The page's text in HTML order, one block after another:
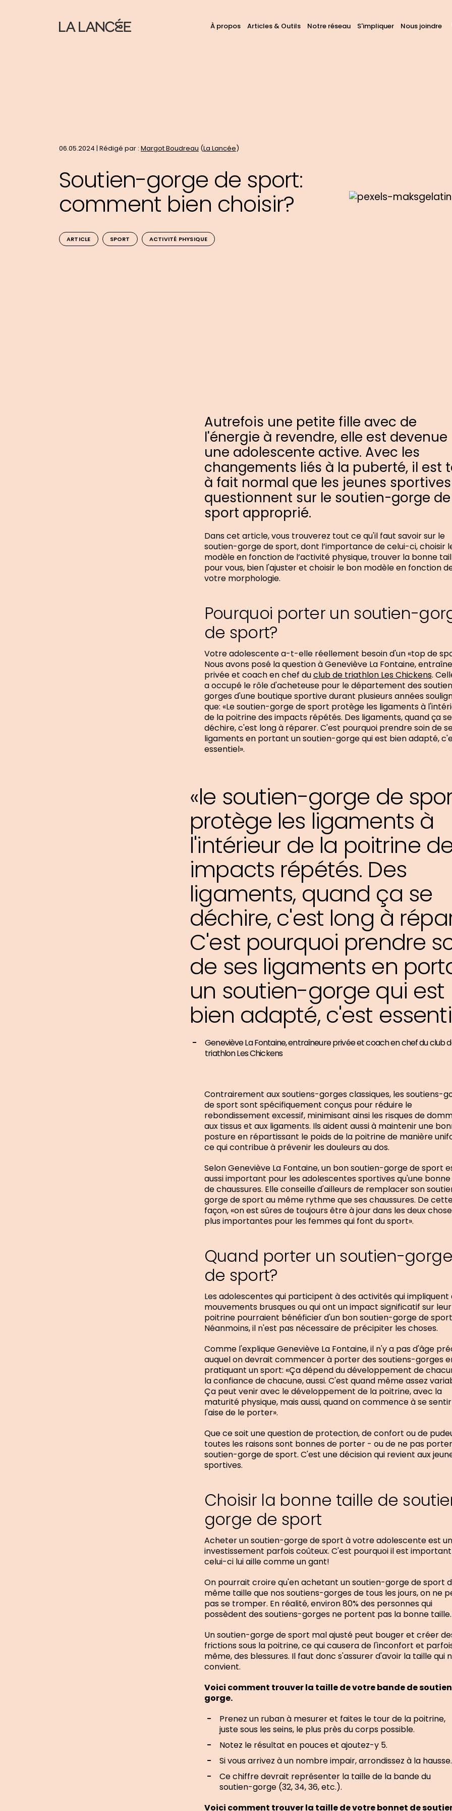
Navigation
À propos Articles & Outils Notre réseau S'impliquer Nous joindre
Chercher
06.05.2024 | Rédigé par : Margot Boudreau (La Lancée)
Soutien-gorge de sport:
comment bien choisir?
ARTICLE SPORT ACTIVITÉ PHYSIQUE
Autrefois une petite fille avec de
l'énergie à revendre, elle est devenue
une adolescente active. Avec les
changements liés à la puberté, il est
à fait normal que les jeunes
questionnent sur le soutien-gorge de
sport approprié.
Dans cet article, vous trouverez tout ce qu'il faut savoir sur le
soutien-gorge de sport, dont l’importance de celui-ci, choisir
modèle en fonction de l’activité physique, trouver la bonne
pour vous, bien l'ajuster et choisir le bon modèle en fonction
votre morphologie.
Pourquoi porter un soutien-
de sport?
Votre adolescente a-t-elle réellement besoin d'un «top de
Nous avons posé la question à Geneviève La Fontaine,
privée et coach en chef duclub de triathlon Les Chickens.
a occupé le rôle d'acheteuse pour le département des
gorges d'une boutique sportive durant plusieurs années
que: «Le soutien-gorge de sport protège les ligaments à
de la poitrine des impacts répétés. Des ligaments, quand ça se
déchire, c'est long à réparer. C'est pourquoi prendre soin de
ligaments en portant un soutien-gorge qui est bien adapté,
essentiel».
«le soutien-gorge de
protège les ligaments à
l'intérieur de la poitrine
impacts répétés. Des
ligaments, quand ça se
déchire, c'est long à
C'est pourquoi prendre
de ses ligaments en
un soutien-gorge qui est
bien adapté, c'est
Geneviève La Fontaine, entraîneure privée et coach en chef du club
triathlon Les Chickens
Contrairement aux soutiens-gorges classiques, les soutiens-
de sport sont spécifiquement conçus pour réduire le
rebondissement excessif, minimisant ainsi les risques de
aux tissus et aux ligaments. Ils aident aussi à maintenir une
posture en répartissant le poids de la poitrine de manière
ce qui contribue à prévenir les douleurs au dos.
Selon Geneviève La Fontaine, un bon soutien-gorge de sport
aussi important pour les adolescentes sportives qu'une
de chaussures. Elle conseille d'ailleurs de remplacer son
gorge de sport au même rythme que ses chaussures. De
façon, «on est sûres de toujours être à jour dans les deux
plus importantes pour les femmes qui font du sport».
Quand porter un soutien-gorge
de sport?
Les adolescentes qui participent à des activités qui impliquent
mouvements brusques ou qui ont un impact significatif sur leur
poitrine pourraient bénéficier d'un bon soutien-gorge de
Néanmoins, il n'est pas nécessaire de précipiter les choses.
Comme l'explique Geneviève La Fontaine, il n'y a pas d'âge
auquel on devrait commencer à porter des soutiens-gorges
pratiquant un sport: «Ça dépend du développement de
la confiance de chacune, aussi. C'est quand même assez
Ça peut venir avec le développement de la poitrine, avec la
maturité physique, mais aussi, quand on commence à se
l'aise de le porter».
Que ce soit une question de protection, de confort ou de
toutes les raisons sont bonnes de porter - ou de ne pas
soutien-gorge de sport. C'est une décision qui revient aux
sportives.
Choisir la bonne taille de
gorge de sport
Acheter un soutien-gorge de sport à votre adolescente est un
investissement parfois coûteux. C'est pourquoi il est
celui-ci lui aille comme un gant!
On pourrait croire qu'en achetant un soutien-gorge de sport
même taille que nos soutiens-gorges de tous les jours, on ne
pas se tromper. En réalité, environ 80% des personnes qui
possèdent des soutiens-gorges ne portent pas la bonne taille.
Un soutien-gorge de sport mal ajusté peut bouger et créer
frictions sous la poitrine, ce qui causera de l'inconfort et
même, des blessures. Il faut donc s'assurer d'avoir la taille qui
convient.
Voici comment trouver la taille de votre bande de
gorge.
Prenez un ruban à mesurer et faites le tour de la poitrine,
juste sous les seins, le plus près du corps possible.
Notez le résultat en pouces et ajoutez-y 5.
Si vous arrivez à un nombre impair, arrondissez à la hausse.
Ce chiffre devrait représenter la taille de la bande du
soutien-gorge (32, 34, 36, etc.).
Voici comment trouver la taille de votre bonnet de